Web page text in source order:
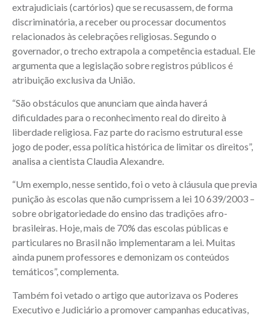
extrajudiciais (cartórios) que se recusassem, de forma
discriminatória, a receber ou processar documentos
relacionados às celebrações religiosas. Segundo o
governador, o trecho extrapola a competência estadual. Ele
argumenta que a legislação sobre registros públicos é
atribuição exclusiva da União.
“São obstáculos que anunciam que ainda haverá
dificuldades para o reconhecimento real do direito à
liberdade religiosa. Faz parte do racismo estrutural esse
jogo de poder, essa política histórica de limitar os direitos”,
analisa a cientista Claudia Alexandre.
“Um exemplo, nesse sentido, foi o veto à cláusula que previa
punição às escolas que não cumprissem a lei 10 639/2003 –
sobre obrigatoriedade do ensino das tradições afro-
brasileiras. Hoje, mais de 70% das escolas públicas e
particulares no Brasil não implementaram a lei. Muitas
ainda punem professores e demonizam os conteúdos
temáticos”, complementa.
Também foi vetado o artigo que autorizava os Poderes
Executivo e Judiciário a promover campanhas educativas,